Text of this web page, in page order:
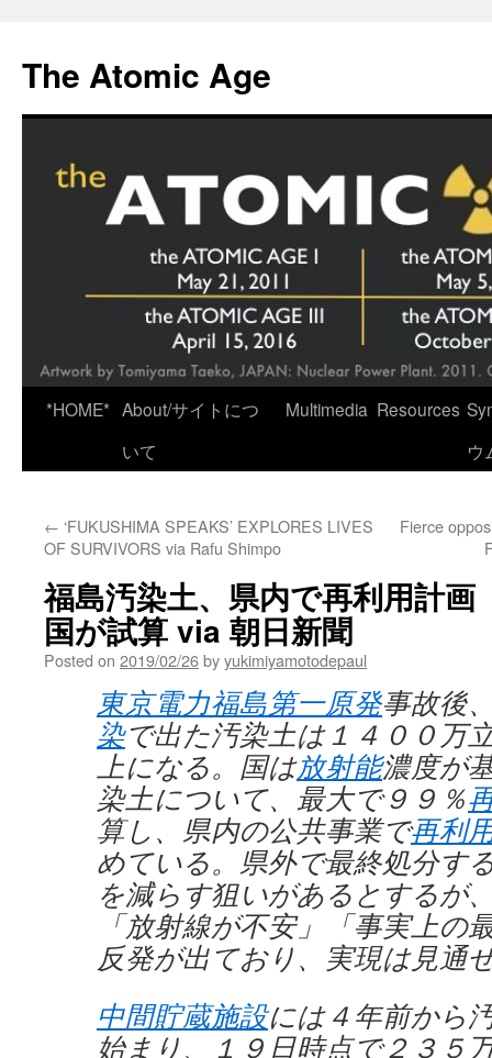
content
The Atomic Age
*HOME* About/サイトにつ
いて
Multimedia Resources
ウ
← ‘FUKUSHIMA SPEAKS’ EXPLORES LIVES
OF SURVIVORS via Rafu Shimpo
Fierce
福島汚染土、県内で再利用計
国が試算 via 朝日新聞
Posted on 2019/02/26byyukimiyamotodepaul
東京電力福島第一原発事故後
染で出た汚染土は１４００万
上になる。国は放射能濃度が
染土について、最大で９９％
算し、県内の公共事業で再利
めている。県外で最終処分す
を減らす狙いがあるとするが
「放射線が不安」「事実上の
反発が出ており、実現は見通
中間貯蔵施設には４年前から
始まり、１９日時点で２３５